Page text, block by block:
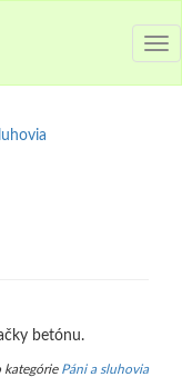
betónu.
Páni a sluhovia